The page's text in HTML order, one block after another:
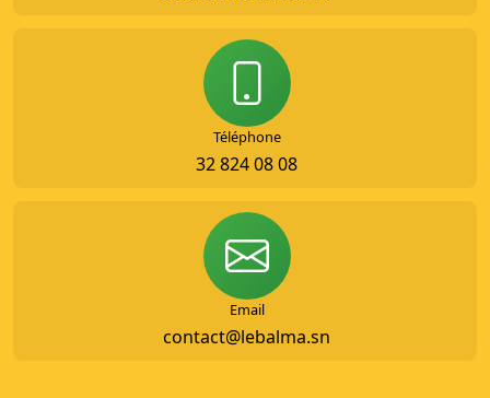
Téléphone
32 824 08 08
Email
contact@lebalma.sn